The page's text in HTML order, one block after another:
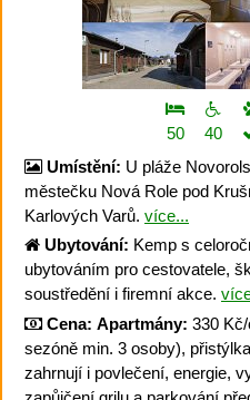
50
40
Umístění: U pláže
městečku Nová Role pod
Karlových Varů. více...
Ubytování: Kemp s
ubytováním pro cestovatele,
soustředění i firemní akce.
Cena: Apartmány: 330
sezóně min. 3 osoby),
zahrnují i povlečení, energie,